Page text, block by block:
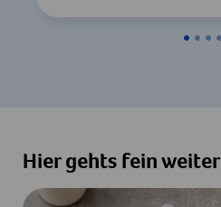
Hier gehts fein weiter